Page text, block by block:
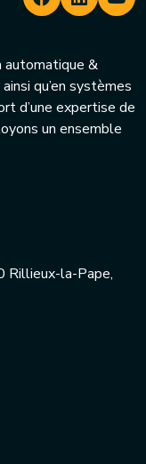
automatique &
qu’en systèmes
d’une expertise de
un ensemble
Rillieux-la-Pape,